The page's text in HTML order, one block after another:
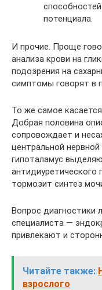
потенциала.
И прочие. Проще
анализа крови на
подозрения на
симптомы говорят в
То же самое
Добрая половина
сопровождает и
центральной
гипоталамус
антидиуретического
тормозит синтез
Вопрос диагностики
специалиста —
привлекают и
Читайте также:
взрослого